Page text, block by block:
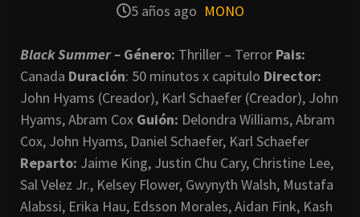
5 años ago MONO
Black Summer – Género: Thriller – Terror Pais:
Canada Duración: 50 minutos x capitulo Director:
John Hyams (Creador), Karl Schaefer (Creador), John
Hyams, Abram Cox Guión: Delondra Williams, Abram
Cox, John Hyams, Daniel Schaefer, Karl Schaefer
Reparto: Jaime King, Justin Chu Cary, Christine Lee,
Sal Velez Jr., Kelsey Flower, Gwynyth Walsh, Mustafa
Alabssi, Erika Hau, Edsson Morales, Aidan Fink, Kash